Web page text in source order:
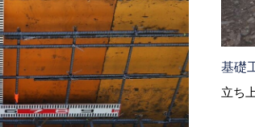
基礎
立ち